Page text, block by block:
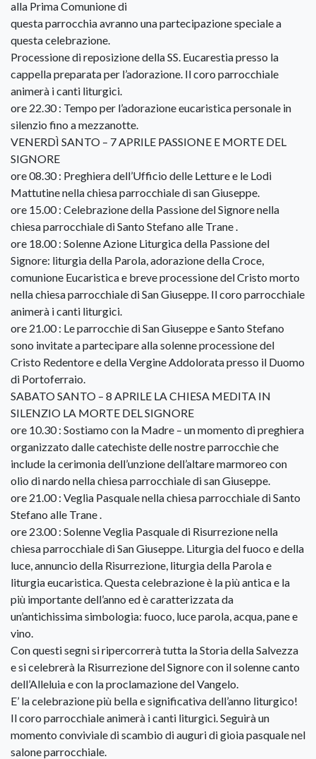
alla Prima Comunione di
questa parrocchia avranno una partecipazione speciale a
questa celebrazione.
Processione di reposizione della SS. Eucarestia presso la
cappella preparata per l’adorazione. Il coro parrocchiale
animerà i canti liturgici.
ore 22.30 : Tempo per l’adorazione eucaristica personale in
silenzio fino a mezzanotte.
VENERDÌ SANTO – 7 APRILE PASSIONE E MORTE DEL
SIGNORE
ore 08.30 : Preghiera dell’Ufficio delle Letture e le Lodi
Mattutine nella chiesa parrocchiale di san Giuseppe.
ore 15.00 : Celebrazione della Passione del Signore nella
chiesa parrocchiale di Santo Stefano alle Trane .
ore 18.00 : Solenne Azione Liturgica della Passione del
Signore: liturgia della Parola, adorazione della Croce,
comunione Eucaristica e breve processione del Cristo morto
nella chiesa parrocchiale di San Giuseppe. Il coro parrocchiale
animerà i canti liturgici.
ore 21.00 : Le parrocchie di San Giuseppe e Santo Stefano
sono invitate a partecipare alla solenne processione del
Cristo Redentore e della Vergine Addolorata presso il Duomo
di Portoferraio.
SABATO SANTO – 8 APRILE LA CHIESA MEDITA IN
SILENZIO LA MORTE DEL SIGNORE
ore 10.30 : Sostiamo con la Madre – un momento di preghiera
organizzato dalle catechiste delle nostre parrocchie che
include la cerimonia dell’unzione dell’altare marmoreo con
olio di nardo nella chiesa parrocchiale di san Giuseppe.
ore 21.00 : Veglia Pasquale nella chiesa parrocchiale di Santo
Stefano alle Trane .
ore 23.00 : Solenne Veglia Pasquale di Risurrezione nella
chiesa parrocchiale di San Giuseppe. Liturgia del fuoco e della
luce, annuncio della Risurrezione, liturgia della Parola e
liturgia eucaristica. Questa celebrazione è la più antica e la
più importante dell’anno ed è caratterizzata da
un’antichissima simbologia: fuoco, luce parola, acqua, pane e
vino.
Con questi segni si ripercorrerà tutta la Storia della Salvezza
e si celebrerà la Risurrezione del Signore con il solenne canto
dell’Alleluia e con la proclamazione del Vangelo.
E’ la celebrazione più bella e significativa dell’anno liturgico!
Il coro parrocchiale animerà i canti liturgici. Seguirà un
momento conviviale di scambio di auguri di gioia pasquale nel
salone parrocchiale.